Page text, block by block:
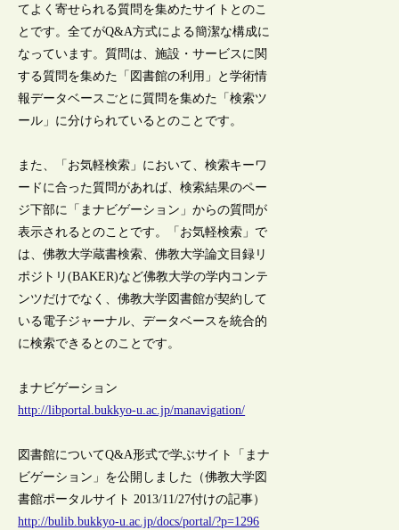
てよく寄せられる質問を集めたサイトとのこ
とです。全てがQ&A方式による簡潔な構成に
なっています。質問は、施設・サービスに関
する質問を集めた「図書館の利用」と学術情
報データベースごとに質問を集めた「検索ツ
ール」に分けられているとのことです。
また、「お気軽検索」において、検索キーワ
ードに合った質問があれば、検索結果のペー
ジ下部に「まナビゲーション」からの質問が
表示されるとのことです。「お気軽検索」で
は、佛教大学蔵書検索、佛教大学論文目録リ
ポジトリ(BAKER)など佛教大学の学内コンテ
ンツだけでなく、佛教大学図書館が契約して
いる電子ジャーナル、データベースを統合的
に検索できるとのことです。
まナビゲーション
http://libportal.bukkyo-u.ac.jp/manavigation/
図書館についてQ&A形式で学ぶサイト「まナ
ビゲーション」を公開しました（佛教大学図
書館ポータルサイト 2013/11/27付けの記事）
http://bulib.bukkyo-u.ac.jp/docs/portal/?p=1296